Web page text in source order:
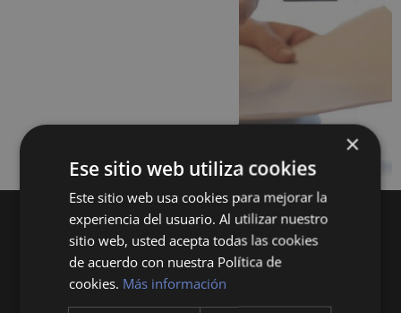
×
Ese sitio web utiliza cookies
Este sitio web usa cookies para mejorar la
experiencia del usuario. Al utilizar nuestro
sitio web, usted acepta todas las cookies
de acuerdo con nuestra Política de
cookies. Más información